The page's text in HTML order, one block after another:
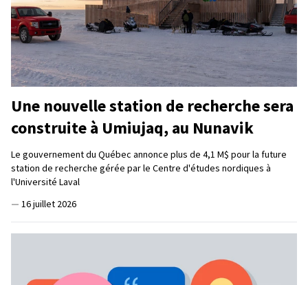
Une nouvelle station de recherche sera
construite à Umiujaq, au Nunavik
Le gouvernement du Québec annonce plus de 4,1 M$ pour la future
station de recherche gérée par le Centre d'études nordiques à
l'Université Laval
— 16 juillet 2026